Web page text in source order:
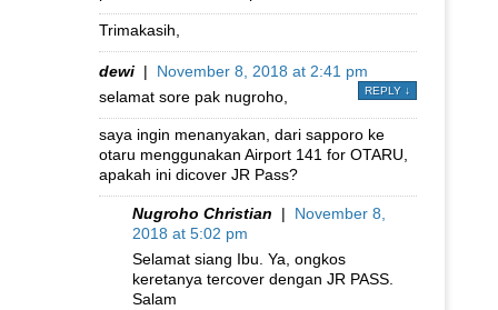
Trimakasih,
dewi | November 8, 2018 at 2:41 pm
REPLY ↓
selamat sore pak nugroho,
saya ingin menanyakan, dari sapporo ke
otaru menggunakan Airport 141 for OTARU,
apakah ini dicover JR Pass?
Nugroho Christian | November 8,
2018 at 5:02 pm
Selamat siang Ibu. Ya, ongkos
keretanya tercover dengan JR PASS.
Salam